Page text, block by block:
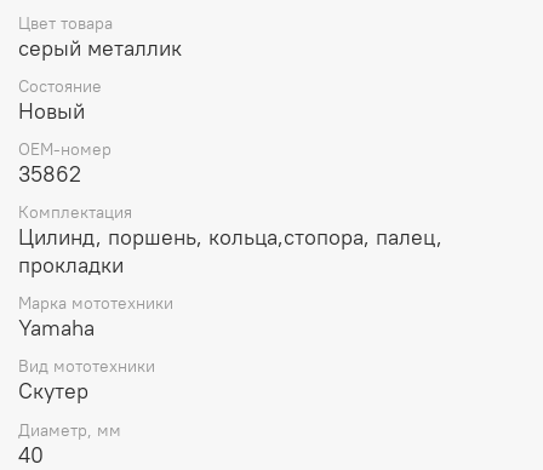
Цвет товара
серый металлик
Состояние
Новый
OEM-номер
35862
Комплектация
Цилинд, поршень, кольца,стопора, палец,
прокладки
Марка мототехники
Yamaha
Вид мототехники
Скутер
Диаметр, мм
40